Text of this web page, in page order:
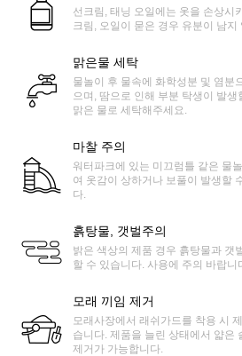
선크림, 태닝 오일에는 옷을 손상시
크림, 오일이 묻은 경우 유분이 남
맑은물 세탁
물놀이 후 물속에 화학성분 및 염분
으며, 땀으로 인해 부분 탁생이 발
맑은 물로 세탁해주세요.
마찰 주의
워터파크에 있는 미끄럼틀 같은 물
여 옷감이 상하거나 보풀이 발생할
다.
흙탕물, 갯벌주의
밝은 색상의 제품 경우 흙탕물과 갯
할 수 있습니다. 사용에 주의 바랍니
모래 끼임 제거
모래사장에서 래쉬가드를 착용 시
습니다. 제품을 늘린 상태에서 얇은
제거가 가능합니다.